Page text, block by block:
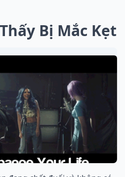
Bị Mắc Kẹt